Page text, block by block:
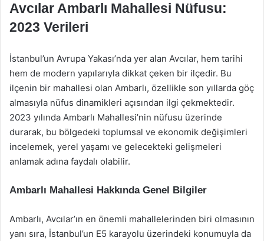
Avcılar Ambarlı Mahallesi Nüfusu:
2023 Verileri
İstanbul’un Avrupa Yakası’nda yer alan Avcılar, hem tarihi
hem de modern yapılarıyla dikkat çeken bir ilçedir. Bu
ilçenin bir mahallesi olan Ambarlı, özellikle son yıllarda göç
almasıyla nüfus dinamikleri açısından ilgi çekmektedir.
2023 yılında Ambarlı Mahallesi’nin nüfusu üzerinde
durarak, bu bölgedeki toplumsal ve ekonomik değişimleri
incelemek, yerel yaşamı ve gelecekteki gelişmeleri
anlamak adına faydalı olabilir.
Ambarlı Mahallesi Hakkında Genel Bilgiler
Ambarlı, Avcılar’ın en önemli mahallelerinden biri olmasının
yanı sıra, İstanbul’un E5 karayolu üzerindeki konumuyla da